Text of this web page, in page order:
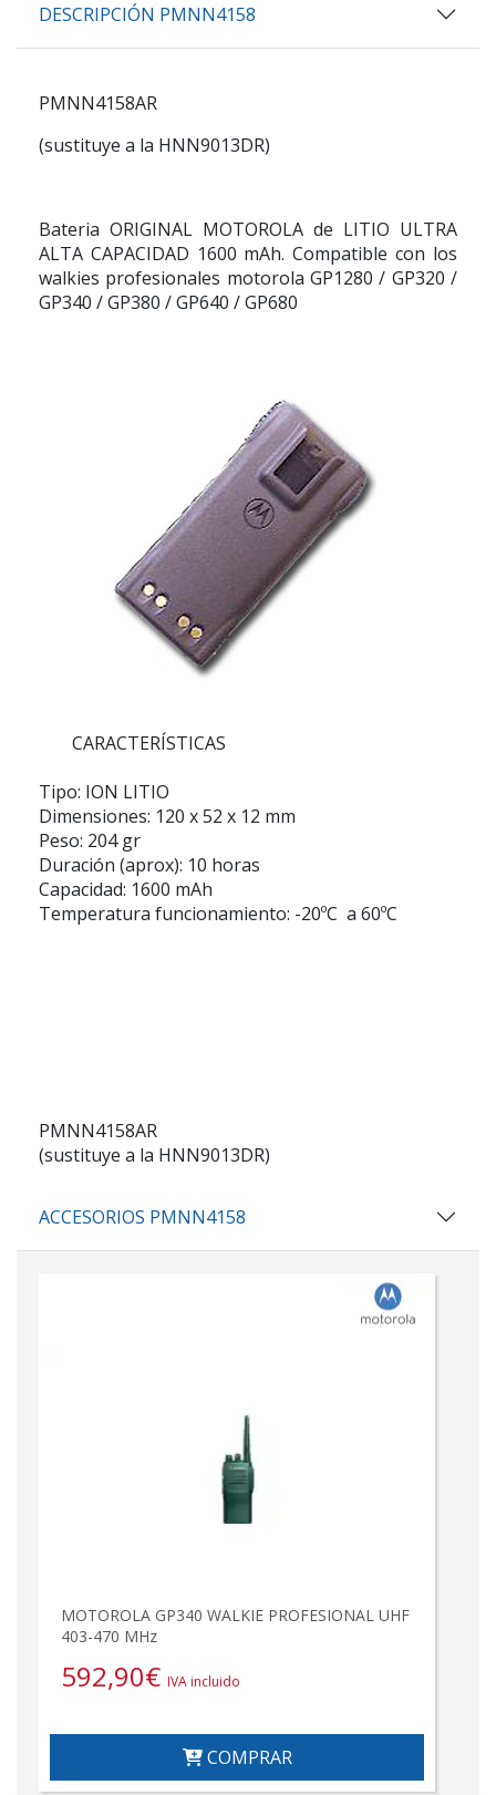
DESCRIPCIÓN PMNN4158
PMNN4158AR
(sustituye a la HNN9013DR)
Bateria ORIGINAL MOTOROLA de LITIO ULTRA
ALTA CAPACIDAD 1600 mAh. Compatible con los
walkies profesionales motorola GP1280 / GP320 /
GP340 / GP380 / GP640 / GP680
CARACTERÍSTICAS
Tipo: ION LITIO
Dimensiones: 120 x 52 x 12 mm
Peso: 204 gr
Duración (aprox): 10 horas
Capacidad: 1600 mAh
Temperatura funcionamiento: -20ºC a 60ºC
PMNN4158AR
(sustituye a la HNN9013DR)
ACCESORIOS PMNN4158
MOTOROLA GP340 WALKIE PROFESIONAL UHF
403-470 MHz
592,90€ IVA incluido
COMPRAR